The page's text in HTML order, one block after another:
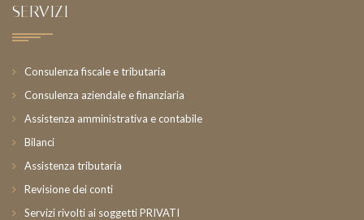
SERVIZI
Consulenza fiscale e tributaria
Consulenza aziendale e finanziaria
Assistenza amministrativa e contabile
Bilanci
Assistenza tributaria
Revisione dei conti
Servizi rivolti ai soggetti PRIVATI